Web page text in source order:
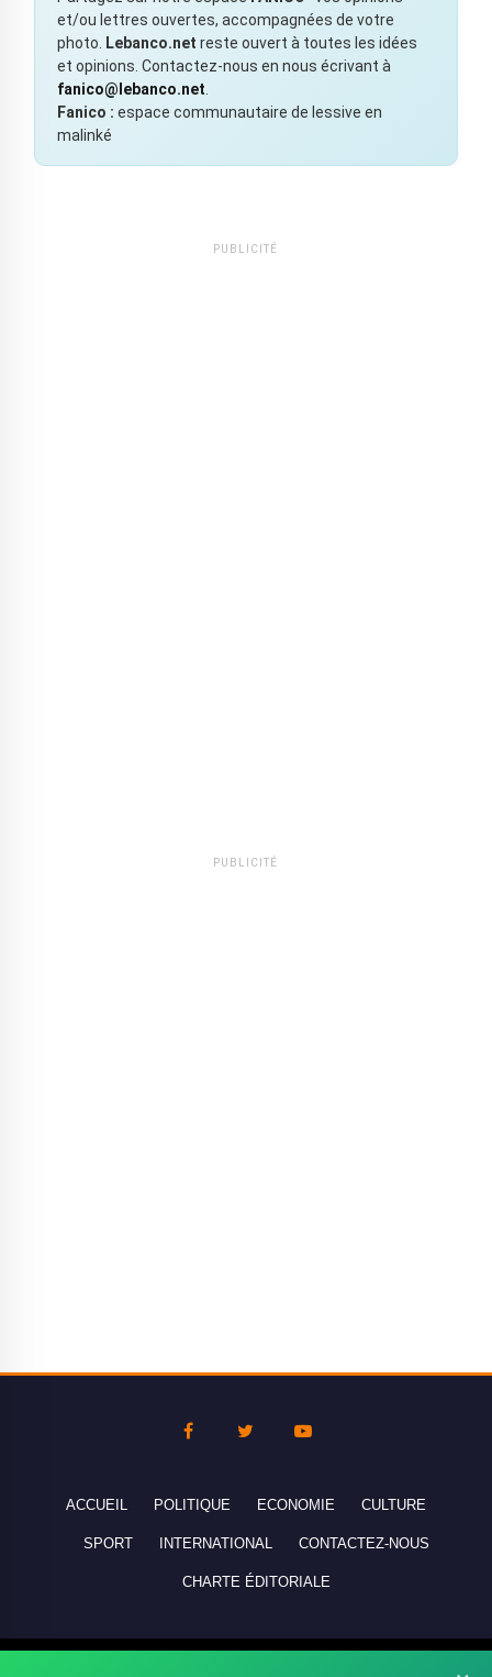
et/ou lettres ouvertes, accompagnées de votre
photo.
Lebanco.net reste ouvert à toutes les idées
et opinions. Contactez-nous en nous écrivant à
fanico@lebanco.net
Fanico : espace communautaire de lessive en
malinké
PUBLICITÉ
PUBLICITÉ
ACCUEIL POLITIQUE ECONOMIE CULTURE
SPORT INTERNATIONAL CONTACTEZ-NOUS
CHARTE ÉDITORIALE